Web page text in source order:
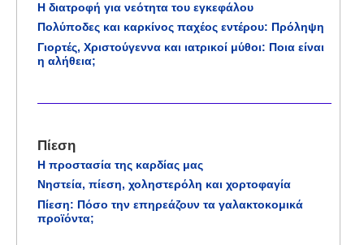
Η διατροφή για νεότητα του εγκεφάλου
Πολύποδες και καρκίνος παχέος εντέρου: Πρόληψη
Γιορτές, Χριστούγεννα και ιατρικοί μύθοι: Ποια είναι
η αλήθεια;
Πίεση
Η προστασία της καρδίας μας
Νηστεία, πίεση, χοληστερόλη και χορτοφαγία
Πίεση: Πόσο την επηρεάζουν τα γαλακτοκομικά
προϊόντα;